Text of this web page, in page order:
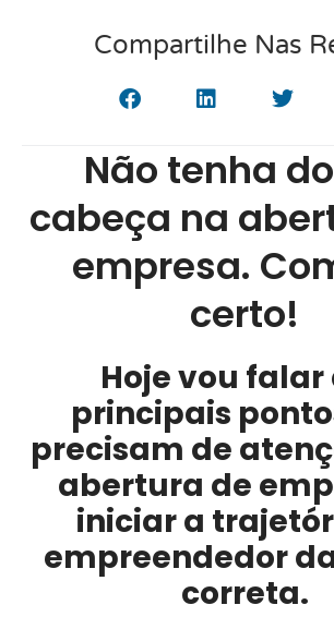
Compartilhe Nas
Não tenha
cabeça na
empresa.
certo!
Hoje vou falar
principais
precisam de
abertura de
iniciar a
empreendedor
correta.